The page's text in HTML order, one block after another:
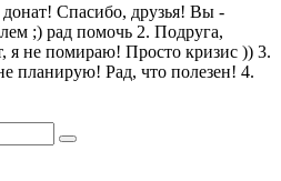
Спасибо, друзья! Вы -
;) рад помочь 2. Подруга,
я не помираю! Просто кризис )) 3.
планирую! Рад, что полезен! 4.